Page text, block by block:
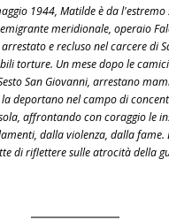
1944, Matilde è da l'estremo
meridionale, operaio
e recluso nel carcere di
torture. Un mese dopo le
San Giovanni, arrestano
deportano nel campo di
affrontando con coraggio le
dalla violenza, dalla fame.
di riflettere sulle atrocità della